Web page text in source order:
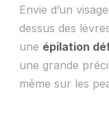
Formations
Carte cadeau
Actualités
Envie d’un
dessus des
une épilation
une grande
même sur les